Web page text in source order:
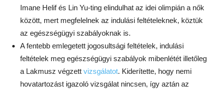
Imane Helif és Lin Yu-ting elindulhat az idei olimpián a nők
között, mert megfelelnek az indulási feltételeknek, köztük
az egészségügyi szabályoknak is.
A fentebb emlegetett jogosultsági feltételek, indulási
feltételek meg egészségügyi szabályok mibenlétét illetőleg
a Lakmusz végzett vizsgálatot. Kiderítette, hogy nemi
hovatartozást igazoló vizsgálat nincsen, így aztán az